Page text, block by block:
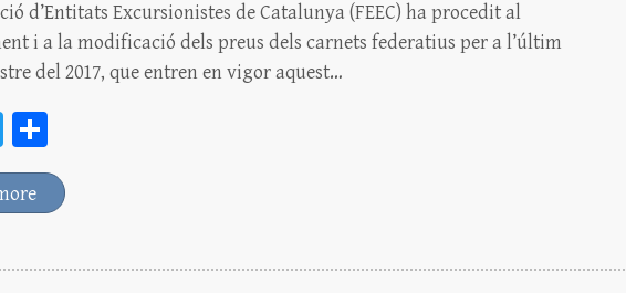
d’Entitats Excursionistes de Catalunya (FEEC) ha procedit al
i a la modificació dels preus dels carnets federatius per a l’últim
del 2017, que entren en vigor aquest…
T
wi
tt
o
m
rt